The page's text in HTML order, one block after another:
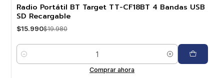
Radio Portátil BT Target TT-CF18BT 4 Bandas USB
SD Recargable
$15.990$19.980
Cantidad
Comprar ahora